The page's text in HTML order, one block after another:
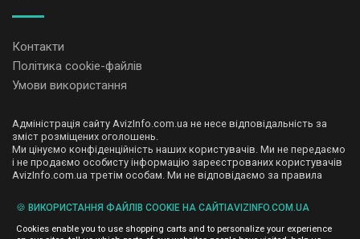
Контакти
Політика cookie-файлів
Умови використання
Адміністрація сайту AvizInfo.com.ua не несе відповідальність за
зміст розміщених оголошень.
Ми цінуємо конфіденційність наших користувачів. Ми не передаємо
і не продаємо особисту інформацію зареєстрованих користувачів
AvizInfo.com.ua третім особам. Ми не відповідаємо за правила
деяких сторінках нашого сайту представлена реклама Google
Adsense Advertising Network. Щоб дізнатися детальніше про
правила конфіденційності Googleнатисніть тут.
🍪 ВИКОРИСТАННЯ ФАЙЛІВ COOKIE НА САЙТІAVIZINFO.COM.UA
Cookies enable you to use shopping carts and to personalize your experience